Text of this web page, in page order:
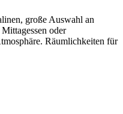
große Auswahl an
oder
Räumlichkeiten für